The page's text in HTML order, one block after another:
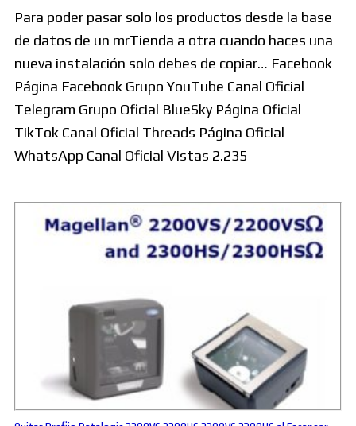
Para poder pasar solo los productos desde la base
de datos de un mrTienda a otra cuando haces una
nueva instalación solo debes de copiar… Facebook
Página Facebook Grupo YouTube Canal Oficial
Telegram Grupo Oficial BlueSky Página Oficial
TikTok Canal Oficial Threads Página Oficial
WhatsApp Canal Oficial Vistas 2.235